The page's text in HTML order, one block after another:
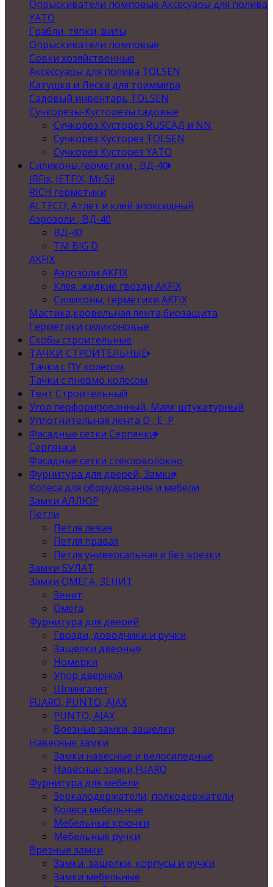
Опрыскиватели помповые Аксесуары для полива
YATO
Грабли, тяпки, вилы
Опрыскиватели помповые
Совки хозяйственные
Аксессуары для полива TOLSEN
Катушка и Леска для триммера
Садовый инвентарь TOLSEN
Сучкорезы-Кусторезы садовые
Сучкорез Кусторез RUSСАД и NN
Сучкорез Кусторез TOLSEN
Сучкорез Кусторез YATO
Силиконы,герметики , ВД-40
IRFix, JETFIX, Mr.Sil
RICH герметики
ALTECO, Атлет и клей эпоксидный
Аэрозоли , ВД-40
ВД-40
TM BIG D
AKFIX
Аэрозоли AKFIX
Клея, жидкие гвозди AKFIX
Силиконы, герметики AKFIX
Мастика,кровельная лента,биозащита
Герметики силиконовые
Скобы строительные
ТАЧКИ СТРОИТЕЛЬНЫЕ
Тачки с ПУ колесом
Тачки с пневмо колесом
Тент Строительный
Угол перфорированный, Маяк штукатурный
Уплотнительная лента D , Е ,P
Фасадные сетки Серпянки
Серпянки
Фасадные сетки стекловолокно
Фурнитура для дверей, Замки
Колеса для оборудования и мебели
Замки АЛЛЮР
Петли
Петля левая
Петля правая
Петля универсальная и без врезки
Замки БУЛАТ
Замки ОМЕГА, ЗЕНИТ
Зенит
Омега
Фурнитура для дверей
Гвозди, доводчики и ручки
Защелки дверные
Номерки
Упор дверной
Шпингалет
FUARO, PUNTO, AJAX
PUNTO, AJAX
Врезные замки, защелки
Навесные замки
Замки навесные и велосипедные
Навесные замки FUARO
Фурнитура для мебели
Зеркалодержатели, полкодержатели
Колеса мебельные
Мебельные крючки
Мебельные ручки
Врезные замки
Замки, защелки, корпусы и ручки
Замки мебельные